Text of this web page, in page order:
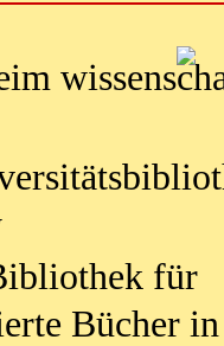
für
Bücher